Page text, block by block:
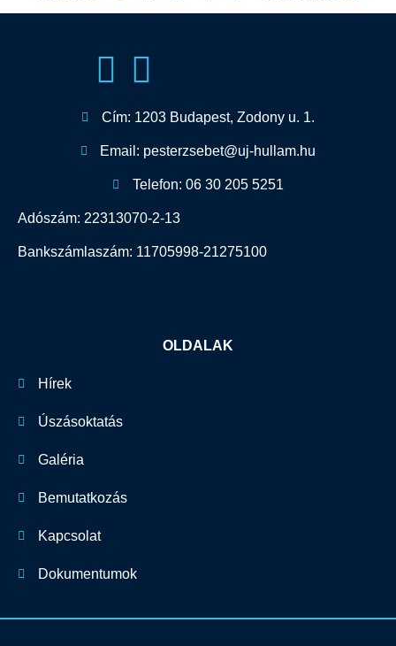
Cím: 1203 Budapest, Zodony u. 1.
Email: pesterzsebet@uj-hullam.hu
Telefon: 06 30 205 5251
Adószám: 22313070-2-13
Bankszámlaszám: 11705998-21275100
OLDALAK
Hírek
Úszásoktatás
Galéria
Bemutatkozás
Kapcsolat
Dokumentumok